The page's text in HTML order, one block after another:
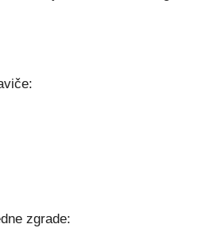
zgrade: